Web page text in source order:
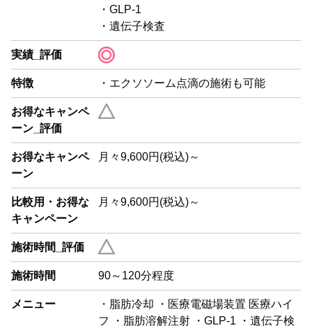
・GLP-1
・遺伝子検査
実績_評価
特徴 ・エクソソーム点滴の施術も可能
お得なキャンペ
ーン_評価
お得なキャンペ
ーン
月々9,600円(税込)～
比較用・お得な
キャンペーン
月々9,600円(税込)～
施術時間_評価
施術時間 90～120分程度
メニュー
・脂肪冷却 ・医療電磁場装置 医療ハイ
フ ・脂肪溶解注射 ・GLP-1 ・遺伝子検